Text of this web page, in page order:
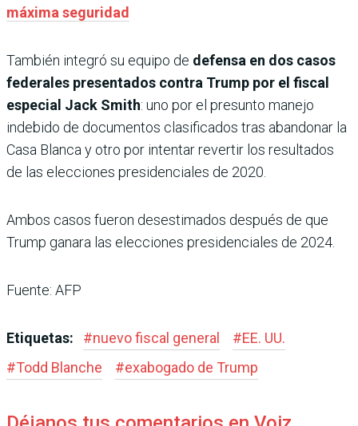
máxima seguridad
También integró su equipo de defensa en dos casos
federales presentados contra Trump por el fiscal
especial Jack Smith: uno por el presunto manejo
indebido de documentos clasificados tras abandonar la
Casa Blanca y otro por intentar revertir los resultados
de las elecciones presidenciales de 2020.
Ambos casos fueron desestimados después de que
Trump ganara las elecciones presidenciales de 2024.
Fuente: AFP
Etiquetas: #nuevo fiscal general #EE. UU.
#Todd Blanche #exabogado de Trump